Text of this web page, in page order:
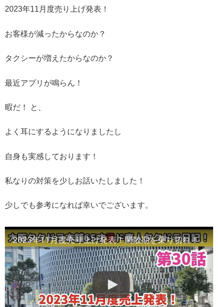
2023年11月度売り上げ発表！
お客様が減ったからなのか？
タクシーが増えたからなのか？
最近アプリが鳴らん！
暇だ！ と、
よく耳にするようになりましたし
自身も実感しております！
私なりの対策を少しお話いたしました！
少しでも参考になれば幸いでございます。
2023年11月度売り上げ発表！閑散期を乗り切れ！つーさん流営業スタイル発表！